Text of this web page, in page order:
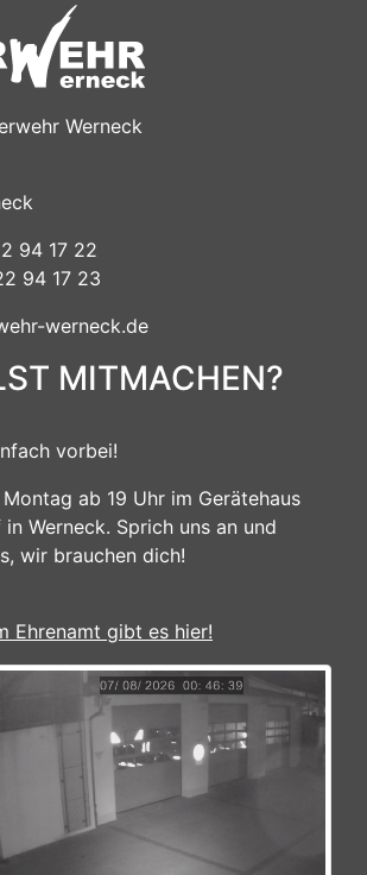
Werneck
94 17 22
94 17 23
werneck.de
MITMACHEN?
vorbei!
ab 19 Uhr im Gerätehaus
Werneck. Sprich uns an und
wir brauchen dich!
Ehrenamt gibt es hier!